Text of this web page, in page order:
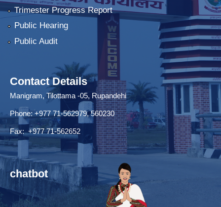
Trimester Progress Report
Public Hearing
Public Audit
Contact Details
Manigram, Tilottama -05, Rupandehi
Phone: +977 71-562979, 560230
Fax: +977 71-562652
chatbot